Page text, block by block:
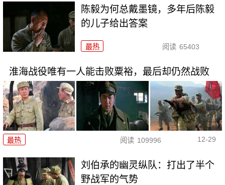
陈毅为何总戴墨镜，多年后陈毅
的儿子给出答案
最热 阅读 65403
淮海战役唯有一人能击败粟裕，最后却仍然战败
最热 阅读 109996 12-29
刘伯承的幽灵纵队：打出了半个
野战军的气势